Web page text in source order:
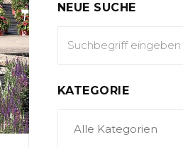
NEUE SUCHE
KATEGORIE